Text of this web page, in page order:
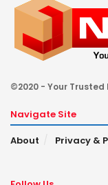
©2020 - Your
Navigate Site
About
Privacy &